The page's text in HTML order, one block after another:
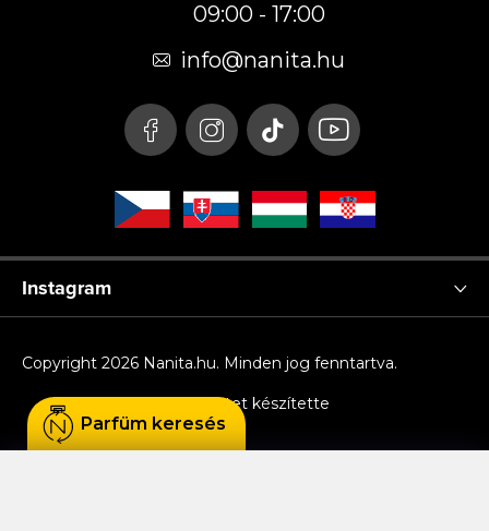
09:00 - 17:00
info@nanita.hu
Instagram
Shoptet készítette
Copyright 2026 Nanita.hu. Minden jog fenntartva.
Parfüm keresés